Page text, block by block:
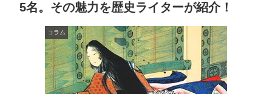
5名。その魅力を歴史ライターが紹介！
コラム